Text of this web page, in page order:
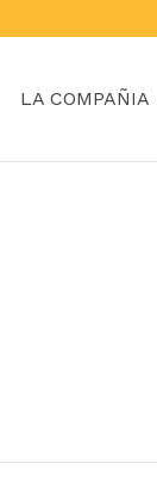
LA COMPAÑIA